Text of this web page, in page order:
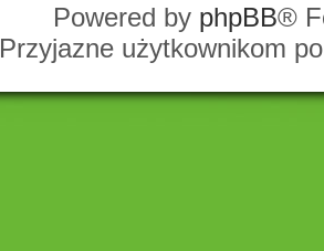
Powered by phpBB®
Przyjazne użytkownikom